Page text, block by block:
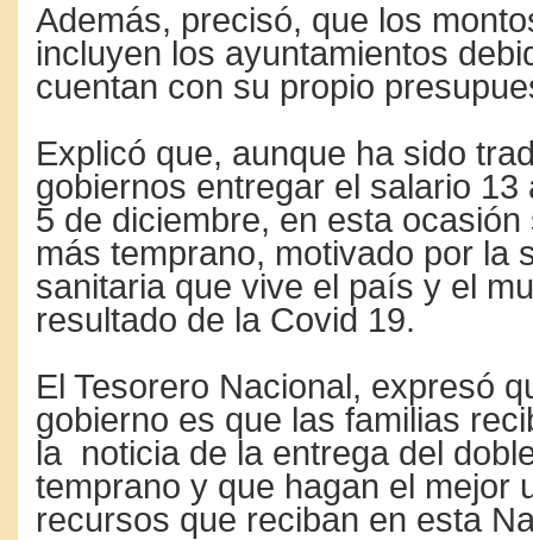
Además, precisó, que los
incluyen los ayuntamientos
cuentan con su propio
Explicó que, aunque ha sido
gobiernos entregar el salario 13
5 de diciembre, en esta
más temprano, motivado por la
sanitaria que vive el país y el
resultado de la Covid 19.
El Tesorero Nacional, expresó
gobierno es que las familias
la noticia de la entrega del
temprano y que hagan el mejor
recursos que reciban en esta